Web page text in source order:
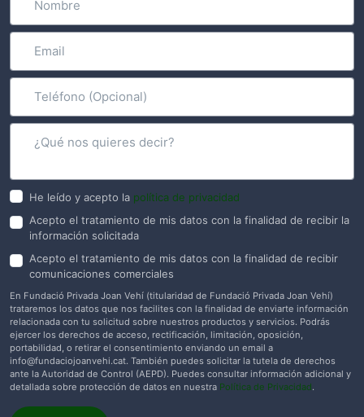
He leído y acepto la política de privacidad
Acepto el tratamiento de mis datos con la finalidad de recibir la
información solicitada
Acepto el tratamiento de mis datos con la finalidad de recibir
comunicaciones comerciales
En Fundació Privada Joan Vehí (titularidad de Fundació Privada Joan Vehí)
trataremos los datos que nos facilites con la finalidad de enviarte información
relacionada con tu solicitud sobre nuestros productos y servicios. Podrás
ejercer los derechos de acceso, rectificación, limitación, oposición,
portabilidad, o retirar el consentimiento enviando un email a
info@fundaciojoanvehi.cat. También puedes solicitar la tutela de derechos
ante la Autoridad de Control (AEPD). Puedes consultar información adicional y
detallada sobre protección de datos en nuestra Política de Privacidad.